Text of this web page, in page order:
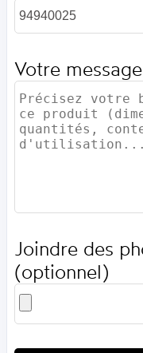
Votre
Joindre des
(optionnel)